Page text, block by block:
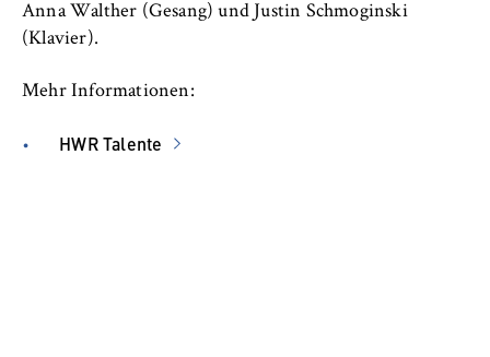
Anna Walther (Gesang) und Justin Schmoginski
(Klavier).
Mehr Informationen:
HWR Talente
Zweck:
Ermöglicht die anonyme Analyse Ihres
unser Angebot fortlaufend zu verbessern.
helfen zu verstehen, welche Seiten am